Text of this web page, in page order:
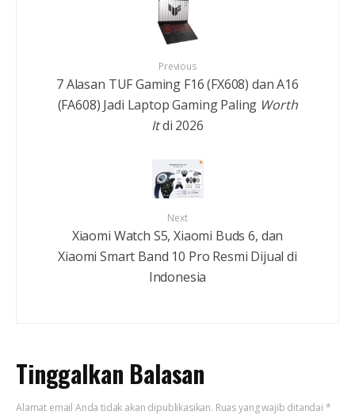
Previous
7 Alasan TUF Gaming F16 (FX608) dan A16
(FA608) Jadi Laptop Gaming Paling Worth
Itdi 2026
Next
Xiaomi Watch S5, Xiaomi Buds 6, dan
Xiaomi Smart Band 10 Pro Resmi Dijual di
Indonesia
Tinggalkan Balasan
Alamat email Anda tidak akan dipublikasikan. Ruas yang wajib ditandai *